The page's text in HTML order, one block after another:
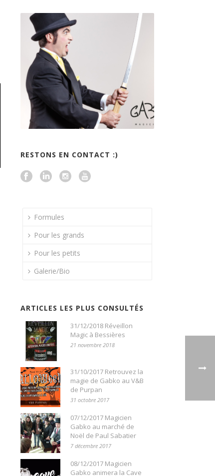
RESTONS EN CONTACT :)
Formules
Pour les grands
Pour les petits
Galerie/Bio
ARTICLES LES PLUS CONSULTÉS
31/12/2018 Réveillon
Magic à Bessières
21 novembre 2018
31/10/2017 Retrouvez la
magie de Gabko au V&B
de Purpan
31 octobre 2017
07/12/2017 Magicien
Gabko au marché de
Noël de Paul Sabatier
7 décembre 2017
08/12/2017 Magicien
Gabko animera la Cave